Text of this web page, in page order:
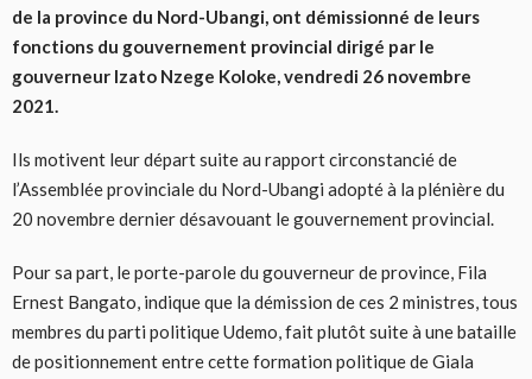
de la province du Nord-Ubangi, ont démissionné de leurs
fonctions du gouvernement provincial dirigé par le
gouverneur Izato Nzege Koloke, vendredi 26 novembre
2021.
Ils motivent leur départ suite au rapport circonstancié de
l’Assemblée provinciale du Nord-Ubangi adopté à la plénière du
20 novembre dernier désavouant le gouvernement provincial.
Pour sa part, le porte-parole du gouverneur de province, Fila
Ernest Bangato, indique que la démission de ces 2 ministres, tous
membres du parti politique Udemo, fait plutôt suite à une bataille
de positionnement entre cette formation politique de Giala